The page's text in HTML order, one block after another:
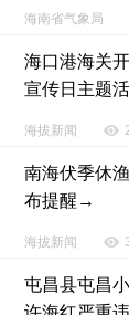
格落实安全
理制度，实
，筑牢工程
全要求。同
管理，坚持
都用在民生
海南省气象局
海口港海关
宣传日主题
海拔新闻
南海伏季休
布提醒→
海拔新闻
屯昌县屯昌